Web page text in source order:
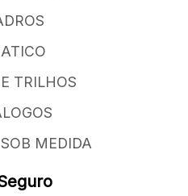
TRILHOS
MEDIDA